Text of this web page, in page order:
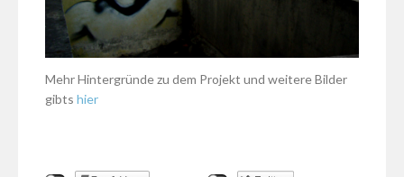
Mehr Hintergründe zu dem Projekt und weitere Bilder
gibts hier